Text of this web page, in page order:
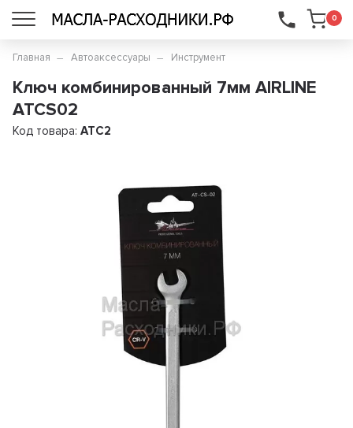
0
...
Главная Автоаксессуары Инструмент
Ключ комбинированный 7мм AIRLINE
ATCS02
Код товара:ATC2